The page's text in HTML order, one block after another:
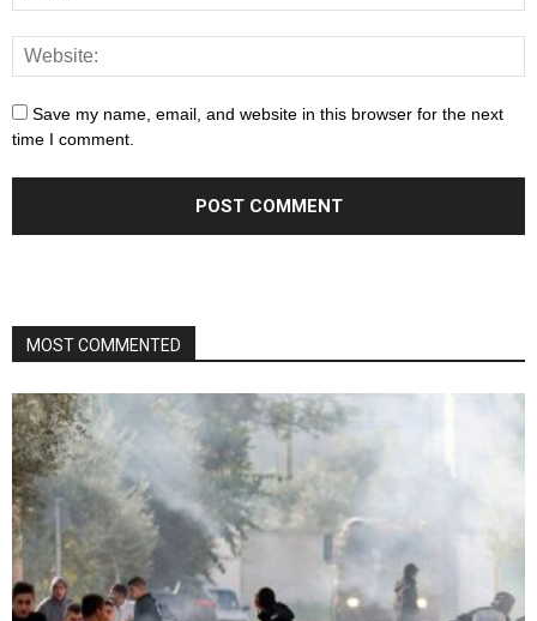
Save my name, email, and website in this browser for the next
time I comment.
MOST COMMENTED